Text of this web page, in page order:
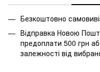
Безкоштовно
Відправка Новою
предоплати 500 грн
залежності від